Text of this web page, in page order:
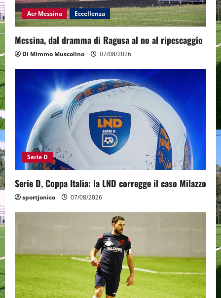
Acr Messina Eccellenza
Messina, dal dramma di Ragusa al no al ripescaggio
Di Mimmo Muscolino 07/08/2026
Serie D
Serie D, Coppa Italia: la LND corregge il caso Milazzo
sportjonico 07/08/2026